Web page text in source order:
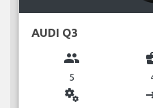
AUDI Q3
group
5
miscellaneous_services